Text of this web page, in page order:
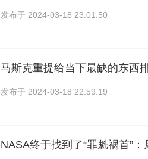
发布于 2024-03-18 23:01:50
马斯克重提给当下最缺的东西
发布于 2024-03-18 22:59:19
NASA终于找到了“罪魁祸首”